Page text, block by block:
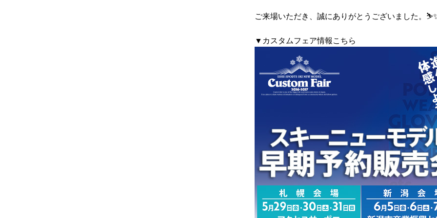
ご来場いただき、誠にありがとうございました。
▼カスタムフェア情報こちら